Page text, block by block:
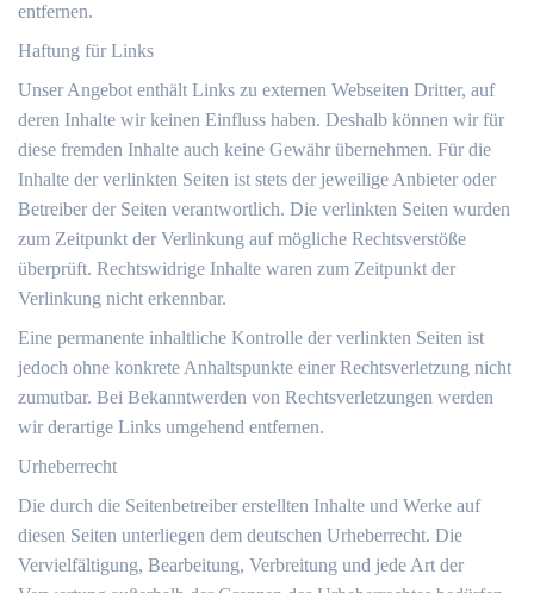
entfernen.
Haftung für Links
Unser Angebot enthält Links zu externen Webseiten Dritter, auf
deren Inhalte wir keinen Einfluss haben. Deshalb können wir für
diese fremden Inhalte auch keine Gewähr übernehmen. Für die
Inhalte der verlinkten Seiten ist stets der jeweilige Anbieter oder
Betreiber der Seiten verantwortlich. Die verlinkten Seiten wurden
zum Zeitpunkt der Verlinkung auf mögliche Rechtsverstöße
überprüft. Rechtswidrige Inhalte waren zum Zeitpunkt der
Verlinkung nicht erkennbar.
Eine permanente inhaltliche Kontrolle der verlinkten Seiten ist
jedoch ohne konkrete Anhaltspunkte einer Rechtsverletzung nicht
zumutbar. Bei Bekanntwerden von Rechtsverletzungen werden
wir derartige Links umgehend entfernen.
Urheberrecht
Die durch die Seitenbetreiber erstellten Inhalte und Werke auf
diesen Seiten unterliegen dem deutschen Urheberrecht. Die
Vervielfältigung, Bearbeitung, Verbreitung und jede Art der